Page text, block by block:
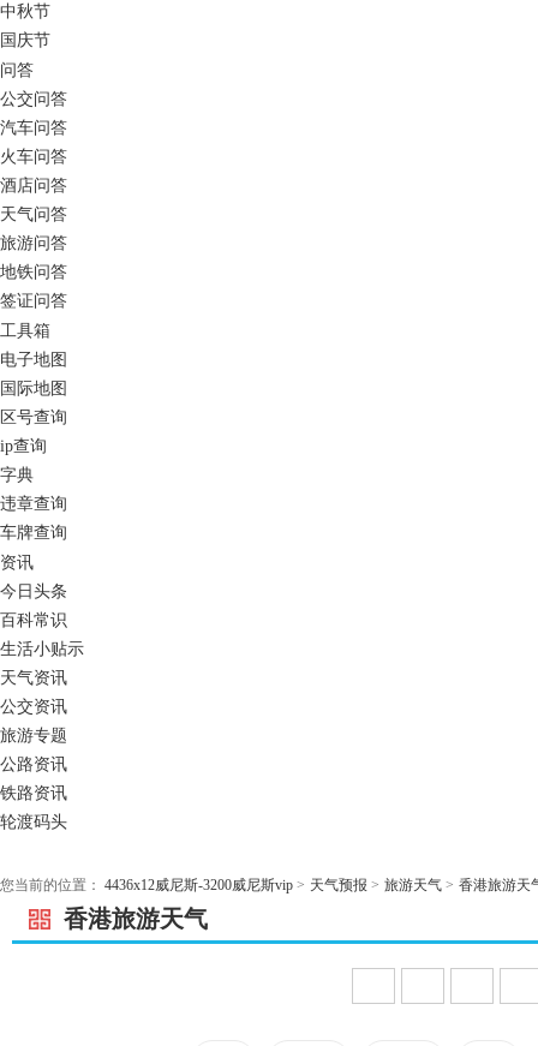
中秋节
国庆节
问答
公交问答
汽车问答
火车问答
酒店问答
天气问答
旅游问答
地铁问答
签证问答
工具箱
电子地图
国际地图
区号查询
ip查询
字典
违章查询
车牌查询
资讯
今日头条
百科常识
生活小贴示
天气资讯
公交资讯
旅游专题
公路资讯
铁路资讯
轮渡码头
您当前的位置： 4436x12威尼斯-3200威尼斯vip > 天气预报 > 旅游天气 > 香港旅游天
香港旅游天气